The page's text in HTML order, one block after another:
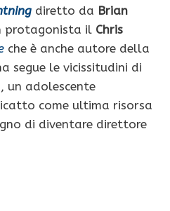
diretto da Brian
protagonista il Chris
che è anche autore della
segue le vicissitudini di
un adolescente
come ultima risorsa
di diventare direttore